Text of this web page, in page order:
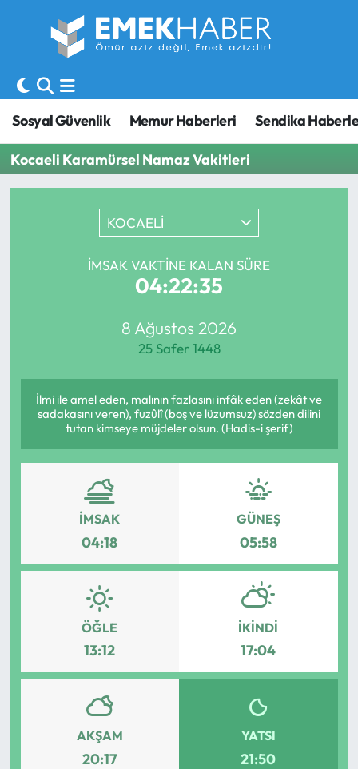
Sosyal Güvenlik Memur Haberleri Sendika
Kocaeli Karamürsel Namaz Vakitleri
KOCAELİ
İMSAK VAKTINE KALAN SÜRE
04:22:35
8 Ağustos 2026
25 Safer 1448
İlmi ile amel eden, malının fazlasını infâk eden (zekât ve
sadakasını veren), fuzûlî (boş ve lüzumsuz) sözden dilini
tutan kimseye müjdeler olsun. (Hadis-i şerif)
İMSAK
04:18
GÜNEŞ
05:58
ÖĞLE
13:12
İKINDI
17:04
AKŞAM
20:17
YATSI
21:50
Sosyal Güvenlik
Sendika
SORU-CEVAP
Araştırma-Rapor
Hava Durumu
Trafik Durumu
Süper Lig Puan Durumu ve Fikstür
Son Dakika Haberleri
Haber Arşivi